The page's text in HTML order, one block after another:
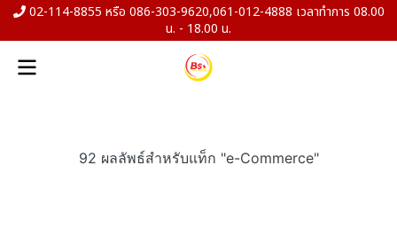
02-114-8855 หรือ 086-303-9620,061-012-4888 เวลาทำการ 08.00
น. - 18.00 น.
92 ผลลัพธ์สำหรับแท็ก "e-Commerce"